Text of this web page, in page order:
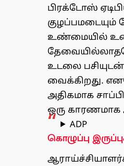
பிரக்டோஸ்
குழப்பமடையும்
உண்மையில்
உடலை
வைக்கிறது.
அதிகமாக
ஒரு காரணமாக
ADP
கொழுப்பு